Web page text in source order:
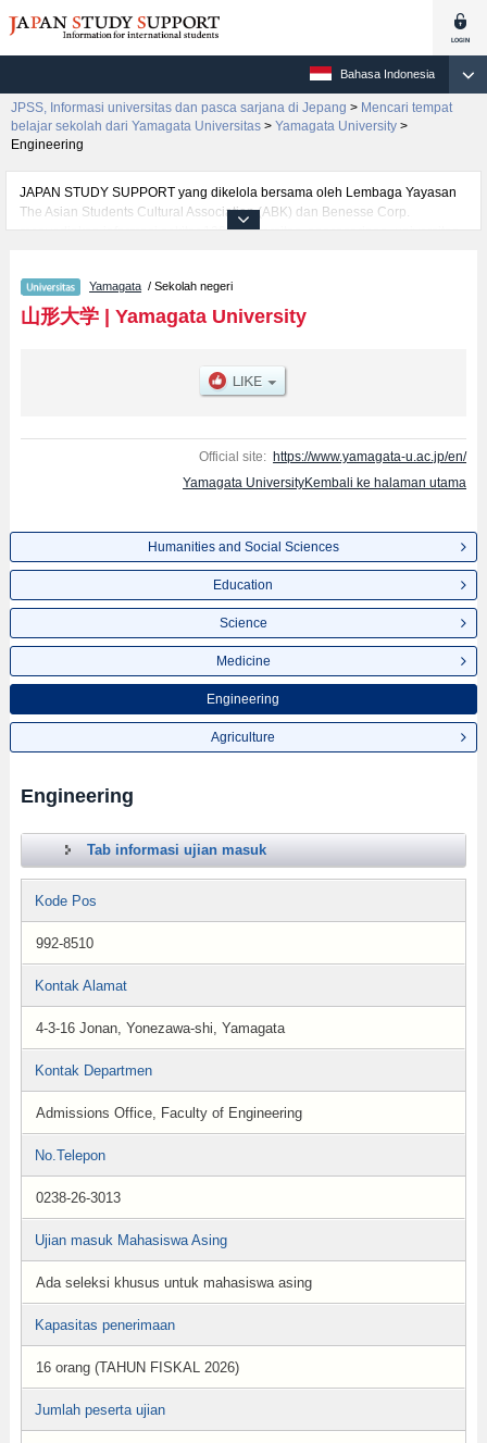
Bahasa Indonesia
JPSS, Informasi universitas dan pasca sarjana di Jepang > Mencari tempat
belajar sekolah dari Yamagata Universitas > Yamagata University >
Engineering
JAPAN STUDY SUPPORT yang dikelola bersama oleh Lembaga Yayasan
The Asian Students Cultural Association (ABK) dan Benesse Corp.
menyediakan informasi sekitar 1300 universitas, pascasarjana, universitas
informasi per fakultas seperti Fakultas Humanities and Social
SciencesatauFakultas EducationatauFakultas ScienceatauFakultas
MedicineatauFakultas EngineeringatauFakultas Agriculture, serta berbagai
untuk jumlah pendaftar dan jumlah kelulusan ujian masuk mahasiswa(i)
mancanegara, informasi mengenai ujian masuk, prasarana kampus, akses
Yamagata / Sekolah negeri
山形大学| Yamagata University
Official site: https://www.yamagata-u.ac.jp/en/
Yamagata UniversityKembali ke halaman utama
Humanities and Social Sciences
Education
Science
Medicine
Engineering
Agriculture
Engineering
Tab informasi ujian masuk
Kode Pos
992-8510
Kontak Alamat
4-3-16 Jonan, Yonezawa-shi, Yamagata
Kontak Departmen
Admissions Office, Faculty of Engineering
No.Telepon
0238-26-3013
Ujian masuk Mahasiswa Asing
Ada seleksi khusus untuk mahasiswa asing
Kapasitas penerimaan
16 orang (TAHUN FISKAL 2026)
Jumlah peserta ujian